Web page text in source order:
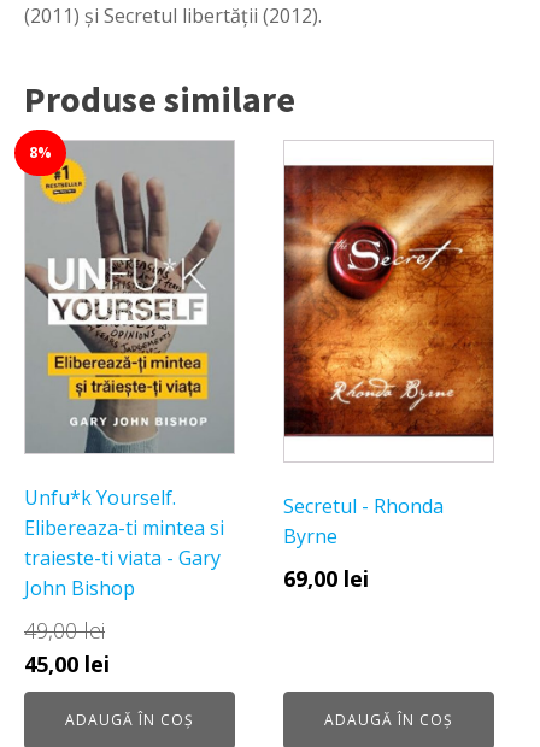
(2011) şi Secretul libertăţii (2012).
Produse similare
8%
Unfu*k Yourself.
Elibereaza-ti mintea si
traieste-ti viata - Gary
John Bishop
49,00lei
Prețul
inițial
45,00 lei
curent
este:
ADAUGĂ ÎN COȘ
Secretul - Rhonda
Byrne
69,00 lei
ADAUGĂ ÎN COȘ